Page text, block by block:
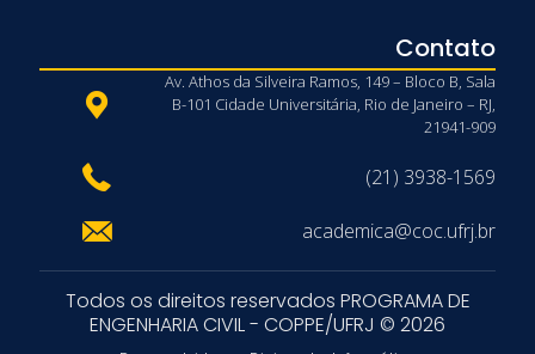
Contato
Av. Athos da Silveira Ramos, 149 – Bloco B, Sala
B-101 Cidade Universitária, Rio de Janeiro – RJ,
21941-909
(21) 3938-1569
academica@coc.ufrj.br
Todos os direitos reservados PROGRAMA DE
ENGENHARIA CIVIL - COPPE/UFRJ © 2026